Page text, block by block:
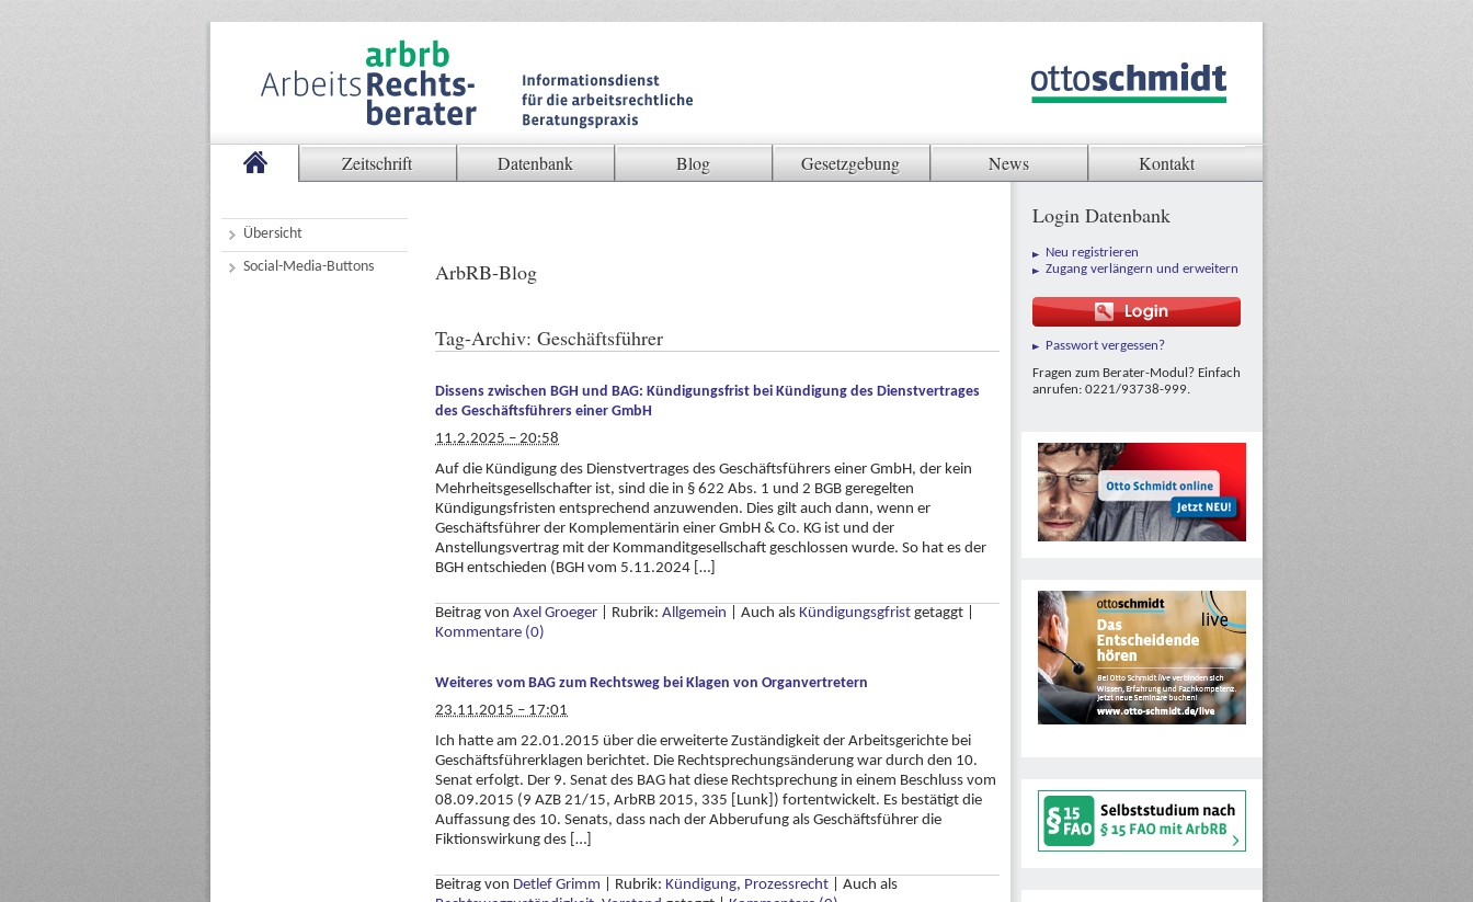
Zeitschrift Datenbank Blog Gesetzgebung News Kontakt
Übersicht
Social-Media-Buttons
ArbRB-Blog
Tag-Archiv: Geschäftsführer
Dissens zwischen BGH und BAG: Kündigungsfrist bei Kündigung des Dienstvertrages
des Geschäftsführers einer GmbH
11.2.2025 – 20:58
Auf die Kündigung des Dienstvertrages des Geschäftsführers einer GmbH, der kein
Mehrheitsgesellschafter ist, sind die in § 622 Abs. 1 und 2 BGB geregelten
Kündigungsfristen entsprechend anzuwenden. Dies gilt auch dann, wenn er
Geschäftsführer der Komplementärin einer GmbH & Co. KG ist und der
Anstellungsvertrag mit der Kommanditgesellschaft geschlossen wurde. So hat es der
BGH entschieden (BGH vom 5.11.2024 […]
Beitrag von Axel Groeger Rubrik: Allgemein Auch als Kündigungsgfrist getaggt
Kommentare (0)
Weiteres vom BAG zum Rechtsweg bei Klagen von Organvertretern
23.11.2015 – 17:01
Ich hatte am 22.01.2015 über die erweiterte Zuständigkeit der Arbeitsgerichte bei
Geschäftsführerklagen berichtet. Die Rechtsprechungsänderung war durch den 10.
Senat erfolgt. Der 9. Senat des BAG hat diese Rechtsprechung in einem Beschluss vom
08.09.2015 (9 AZB 21/15, ArbRB 2015, 335 [Lunk]) fortentwickelt. Es bestätigt die
Auffassung des 10. Senats, dass nach der Abberufung als Geschäftsführer die
Fiktionswirkung des […]
Beitrag von Detlef Grimm Rubrik: Kündigung, Prozessrecht
Auch als
Login Datenbank
Neu registrieren
Zugang verlängern und erweitern
Passwort vergessen?
Fragen zum Berater-Modul? Einfach
anrufen: 0221/93738-999.